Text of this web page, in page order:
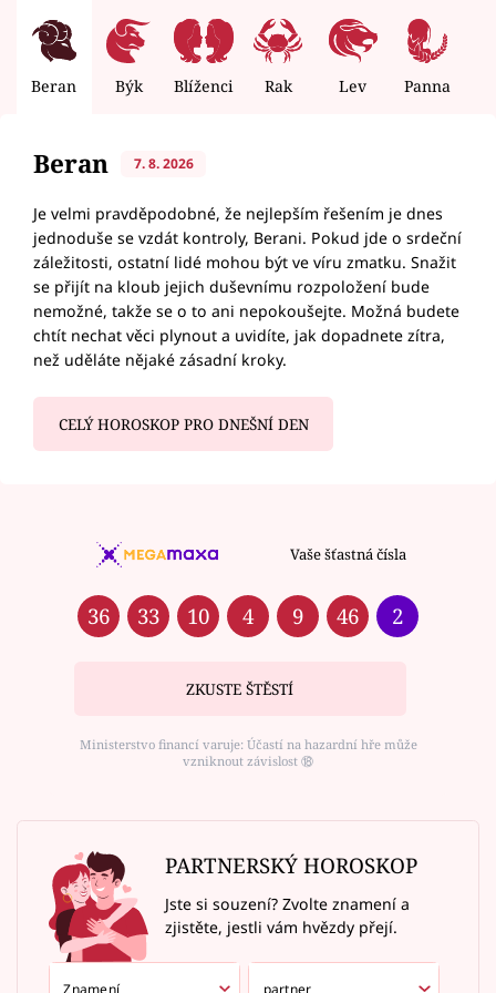
Beran Býk Blíženci Rak Lev Panna
Beran 7. 8. 2026
Je velmi pravděpodobné, že nejlepším řešením je dnes
jednoduše se vzdát kontroly, Berani. Pokud jde o srdeční
záležitosti, ostatní lidé mohou být ve víru zmatku. Snažit
se přijít na kloub jejich duševnímu rozpoložení bude
nemožné, takže se o to ani nepokoušejte. Možná budete
chtít nechat věci plynout a uvidíte, jak dopadnete zítra,
než uděláte nějaké zásadní kroky.
CELÝ HOROSKOP PRO DNEŠNÍ DEN
Vaše šťastná čísla
36 33 10 4 9 46 2
ZKUSTE ŠTĚSTÍ
Ministerstvo financí varuje: Účastí na hazardní hře může
vzniknout závislost ⑱
PARTNERSKÝ HOROSKOP
Jste si souzení? Zvolte znamení a
zjistěte, jestli vám hvězdy přejí.